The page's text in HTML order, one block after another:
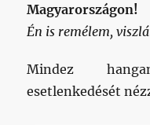
Magyarországon!
Én is remélem,
Mindez
esetlenkedését